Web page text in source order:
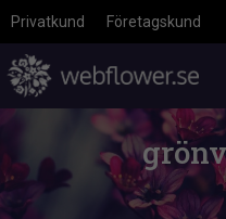
Privatkund Företagskund